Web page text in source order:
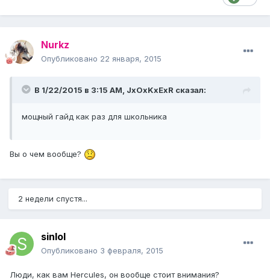
Nurkz
Опубликовано 22 января, 2015
В 1/22/2015 в 3:15 AM, JxOxKxExR сказал:
мощный гайд как раз для школьника
Вы о чем вообще?
2 недели спустя...
sinlol
Опубликовано 3 февраля, 2015
Люди, как вам Hercules, он вообще стоит внимания?